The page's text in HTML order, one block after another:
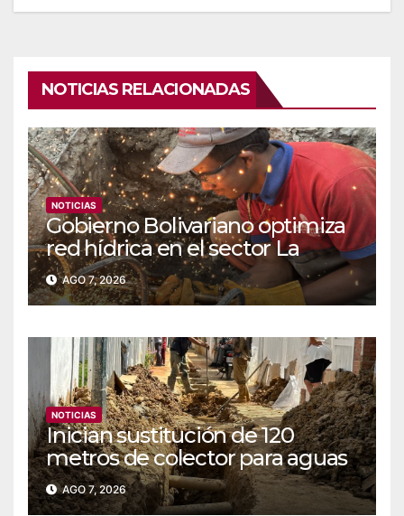
NOTICIAS RELACIONADAS
NOTICIAS
Gobierno Bolivariano optimiza
red hídrica en el sector La
Majada
AGO 7, 2026
NOTICIAS
Inician sustitución de 120
metros de colector para aguas
servidas en Coche
AGO 7, 2026